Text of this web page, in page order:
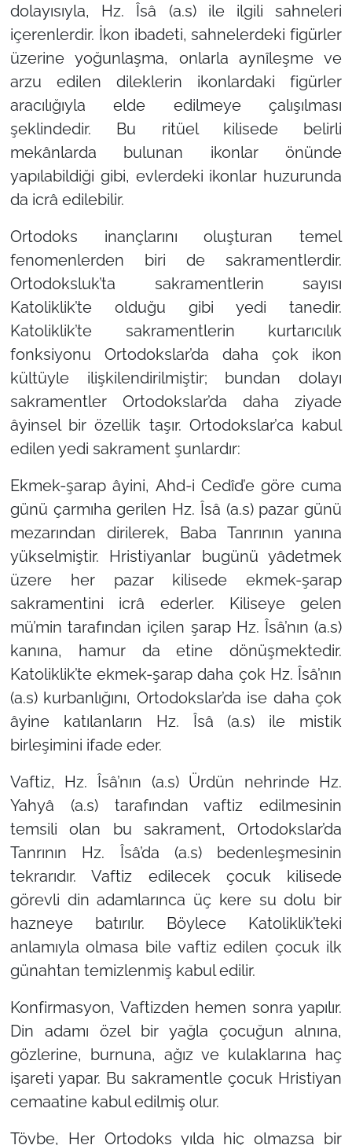
dolayısıyla, Hz. Îsâ (a.s) ile ilgili sahneleri
içerenlerdir. İkon ibadeti, sahnelerdeki figürler
üzerine yoğunlaşma, onlarla aynîleşme ve
arzu edilen dileklerin ikonlardaki figürler
aracılığıyla elde edilmeye çalışılması
şeklindedir. Bu ritüel kilisede belirli
mekânlarda bulunan ikonlar önünde
yapılabildiği gibi, evlerdeki ikonlar huzurunda
da icrâ edilebilir.
Ortodoks inançlarını oluşturan temel
fenomenlerden biri de sakramentlerdir.
Ortodoksluk’ta sakramentlerin sayısı
Katoliklik’te olduğu gibi yedi tanedir.
Katoliklik’te sakramentlerin kurtarıcılık
fonksiyonu Ortodokslar’da daha çok ikon
kültüyle ilişkilendirilmiştir; bundan dolayı
sakramentler Ortodokslar’da daha ziyade
âyinsel bir özellik taşır. Ortodokslar’ca kabul
edilen yedi sakrament şunlardır:
Ekmek-şarap âyini, Ahd-i Cedîd’e göre cuma
günü çarmıha gerilen Hz. Îsâ (a.s) pazar günü
mezarından dirilerek, Baba Tanrının yanına
yükselmiştir. Hristiyanlar bugünü yâdetmek
üzere her pazar kilisede ekmek-şarap
sakramentini icrâ ederler. Kiliseye gelen
mü’min tarafından içilen şarap Hz. Îsâ’nın (a.s)
kanına, hamur da etine dönüşmektedir.
Katoliklik’te ekmek-şarap daha çok Hz. Îsâ’nın
(a.s) kurbanlığını, Ortodokslar’da ise daha çok
âyine katılanların Hz. Îsâ (a.s) ile mistik
birleşimini ifade eder.
Vaftiz, Hz. Îsâ’nın (a.s) Ürdün nehrinde Hz.
Yahyâ (a.s) tarafından vaftiz edilmesinin
temsili olan bu sakrament, Ortodokslar’da
Tanrının Hz. Îsâ’da (a.s) bedenleşmesinin
tekrarıdır. Vaftiz edilecek çocuk kilisede
görevli din adamlarınca üç kere su dolu bir
hazneye batırılır. Böylece Katoliklik’teki
anlamıyla olmasa bile vaftiz edilen çocuk ilk
günahtan temizlenmiş kabul edilir.
Konfirmasyon, Vaftizden hemen sonra yapılır.
Din adamı özel bir yağla çocuğun alnına,
gözlerine, burnuna, ağız ve kulaklarına haç
işareti yapar. Bu sakramentle çocuk Hristiyan
cemaatine kabul edilmiş olur.
Tövbe, Her Ortodoks yılda hiç olmazsa bir